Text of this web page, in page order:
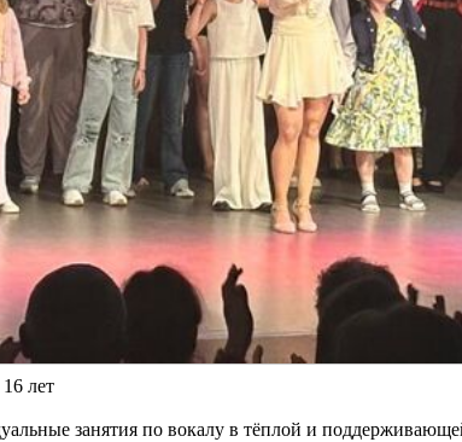
лет
занятия по вокалу в тёплой и